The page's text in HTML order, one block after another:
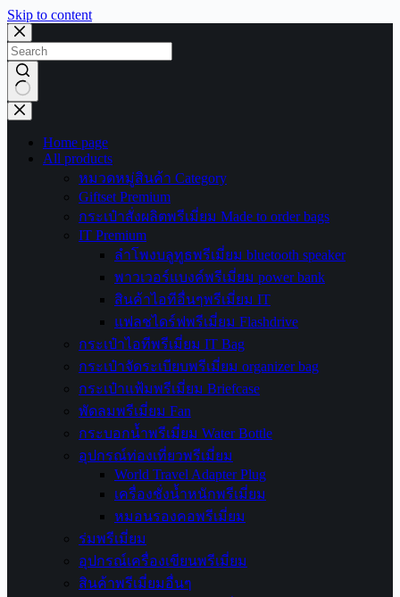
Skip to content
No
results
Home page
All products
หมวดหมู่สินค้า Category
Giftset Premium
กระเป๋าสั่งผลิตพรีเมี่ยม Made to order bags
IT Premium
ลำโพงบลูทูธพรีเมี่ยม bluetooth speaker
พาวเวอร์แบงค์พรีเมี่ยม power bank
สินค้าไอทีอื่นๆพรีเมี่ยม IT
แฟลชไดร์ฟพรีเมี่ยม Flashdrive
กระเป๋าไอทีพรีเมี่ยม IT Bag
กระเป๋าจัดระเบียบพรีเมี่ยม organizer bag
กระเป๋าแฟ้มพรีเมี่ยม Briefcase
พัดลมพรีเมี่ยม Fan
กระบอกน้ำพรีเมี่ยม Water Bottle
อุปกรณ์ท่องเที่ยวพรีเมี่ยม
World Travel Adapter Plug
เครื่องชั่งน้ำหนักพรีเมี่ยม
หมอนรองคอพรีเมี่ยม
ร่มพรีเมี่ยม
อุปกรณ์เครื่องเขียนพรีเมี่ยม
สินค้าพรีเมี่ยมอื่นๆ